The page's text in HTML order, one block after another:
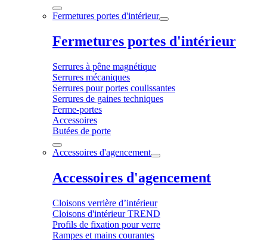
Fermetures portes d'intérieur
Fermetures portes d'intérieur
Serrures à pêne magnétique
Serrures mécaniques
Serrures pour portes coulissantes
Serrures de gaines techniques
Ferme-portes
Accessoires
Butées de porte
Accessoires d'agencement
Accessoires d'agencement
Cloisons verrière d’intérieur
Cloisons d'intérieur TREND
Profils de fixation pour verre
Rampes et mains courantes